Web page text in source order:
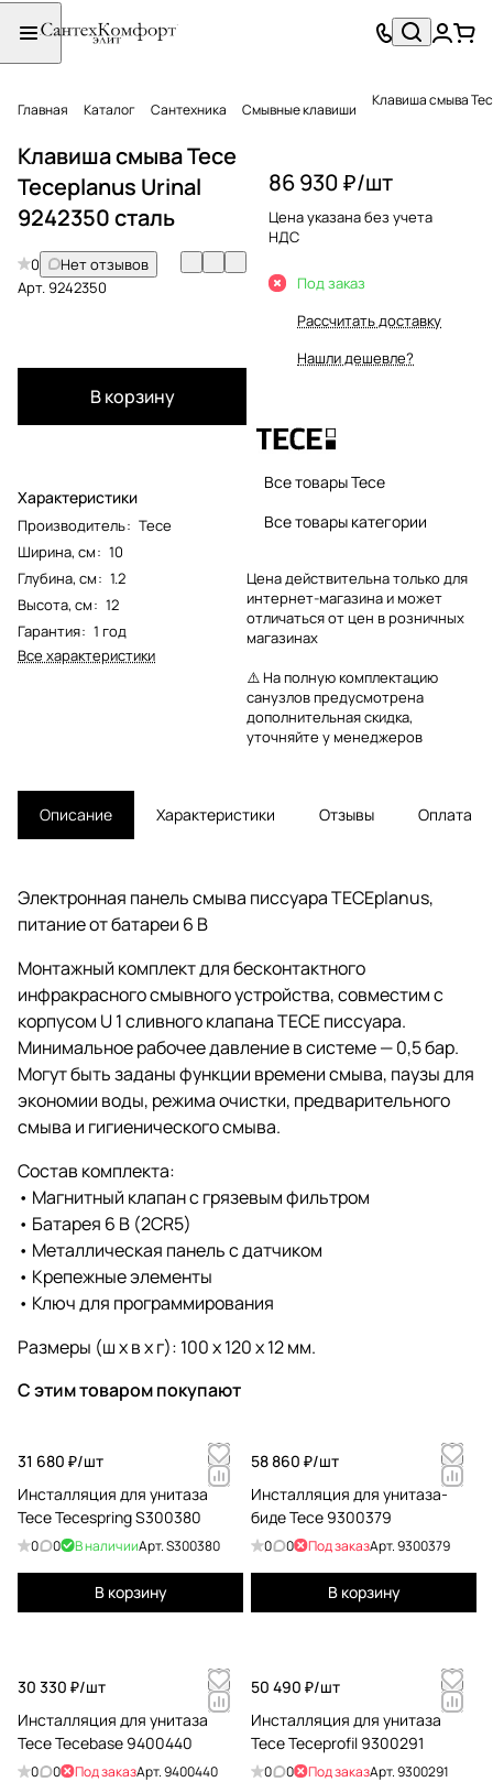
Главная Каталог Сантехника Смывные клавиши Клавиша смыва
Клавиша смыва Tece
Teceplanus Urinal
9242350 сталь
0
Нет отзывов
Арт.9242350
В корзину
Характеристики
Производитель: Tece
Ширина, см: 10
Глубина, см: 1.2
Высота, см: 12
Гарантия: 1 год
Все характеристики
86 930 ₽/шт
Цена указана без учета
НДС
Под заказ
Рассчитать доставку
Нашли дешевле?
Все товары Tece
Все товары категории
Цена действительна только для
интернет-магазина и может
отличаться от цен в розничных
магазинах
⚠️ На полную комплектацию
санузлов предусмотрена
дополнительная скидка,
уточняйте у менеджеров
Описание Характеристики Отзывы Оплата
Электронная панель смыва писсуара TECEplanus,
питание от батареи 6 В
Монтажный комплект для бесконтактного
инфракрасного смывного устройства, совместим с
корпусом U 1 сливного клапана TECE писсуара.
Минимальное рабочее давление в системе — 0,5 бар.
Могут быть заданы функции времени смыва, паузы для
экономии воды, режима очистки, предварительного
смыва и гигиенического смыва.
Состав комплекта:
• Магнитный клапан с грязевым фильтром
• Батарея 6 В (2CR5)
• Металлическая панель с датчиком
• Крепежные элементы
• Ключ для программирования
Размеры (ш х в х г): 100 х 120 х 12 мм.
С этим товаром покупают
31 680 ₽/шт
Инсталляция для унитаза
Tece Tecespring S300380
0 0 В наличииАрт.S300380
В корзину
58 860 ₽/шт
Инсталляция для унитаза-
биде Tece 9300379
0 0 Под заказАрт.9300379
В корзину
30 330 ₽/шт
Инсталляция для унитаза
Tece Tecebase 9400440
0 0 Под заказАрт.9400440
50 490 ₽/шт
Инсталляция для унитаза
Tece Teceprofil 9300291
0 0 Под заказАрт.9300291